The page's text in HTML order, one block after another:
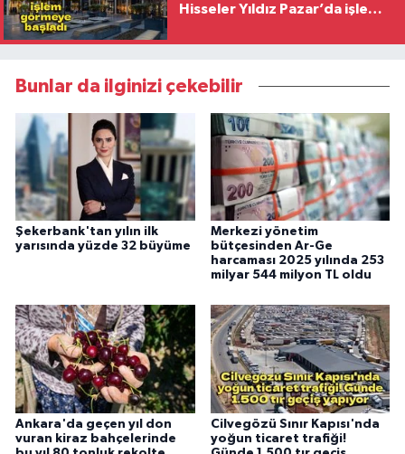
Hisseler Yıldız Pazar’da işlem
Bunlar da ilginizi çekebilir
Şekerbank'tan yılın ilk
yarısında yüzde 32 büyüme
Merkezi yönetim
bütçesinden Ar-Ge
harcaması 2025 yılında 253
milyar 544 milyon TL oldu
Ankara'da geçen yıl don
vuran kiraz bahçelerinde
Cilvegözü Sınır Kapısı'nda
yoğun ticaret trafiği!